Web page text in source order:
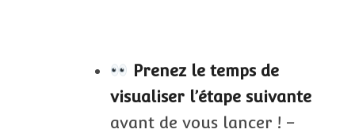
Prenez le temps de
visualiser l’étape suivante
avant de vous lancer ! –